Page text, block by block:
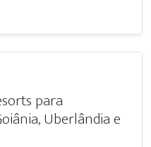
para
Uberlândia e